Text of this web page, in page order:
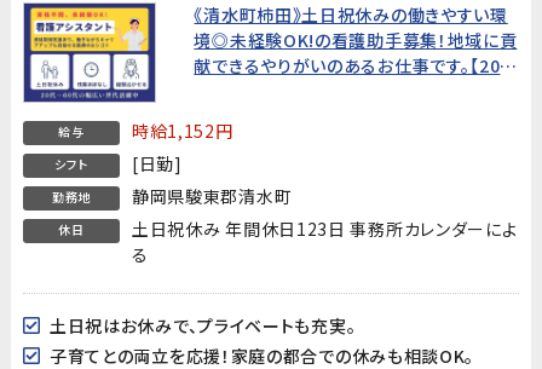
《清水町柿田》土日祝休みの働きやすい環
境◎未経験OK!の看護助手募集！地域に貢
献できるやりがいのあるお仕事です。【20代
就業開始でなくてもOK!★
給与 時給1,152円
シフト [日勤]
勤務地 静岡県駿東郡清水町
休日
土日祝休み 年間休日123日 事務所カレンダーによ
る
土日祝はお休みで、プライベートも充実。
子育てとの両立を応援！家庭の都合での休みも相談OK。